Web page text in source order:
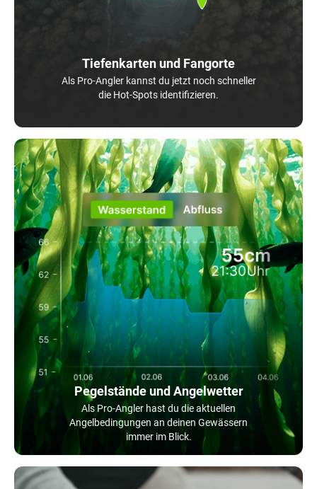
Tiefenkarten und Fangorte
Als Pro-Angler kannst du jetzt noch schneller
die Hot-Spots identifizieren.
Pegelstände und Angelwetter
Als Pro-Angler hast du die aktuellen
Angelbedingungen an deinen Gewässern
immer im Blick.